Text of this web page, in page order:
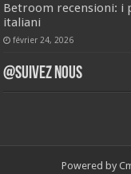
Betroom recensioni: i
italiani
février 24, 2026
@SUIVEZ NOUS
Powered by